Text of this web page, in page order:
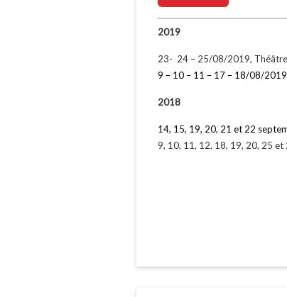
2019
23- 24 – 25/08/2019,
9 – 10 – 11 – 17 – 18/08/
2018
14, 15, 19, 20, 21 et 22
9, 10, 11, 12, 18, 19, 20, 25 et